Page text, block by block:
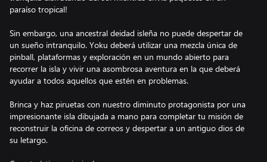
paraíso tropical!
Sin embargo, una ancestral deidad isleña no puede despertar de
un sueño intranquilo. Yoku deberá utilizar una mezcla única de
pinball, plataformas y exploración en un mundo abierto para
recorrer la isla y vivir una asombrosa aventura en la que deberá
ayudar a todos aquellos que estén en problemas.
Brinca y haz piruetas con nuestro diminuto protagonista por una
impresionante isla dibujada a mano para completar tu misión de
reconstruir la oficina de correos y despertar a un antiguo dios de
su letargo.